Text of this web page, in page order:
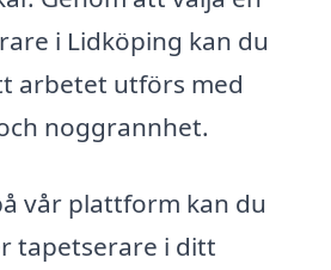
i Lidköping kan du
arbetet utförs med
noggrannhet.
vår plattform kan du
tapetserare i ditt